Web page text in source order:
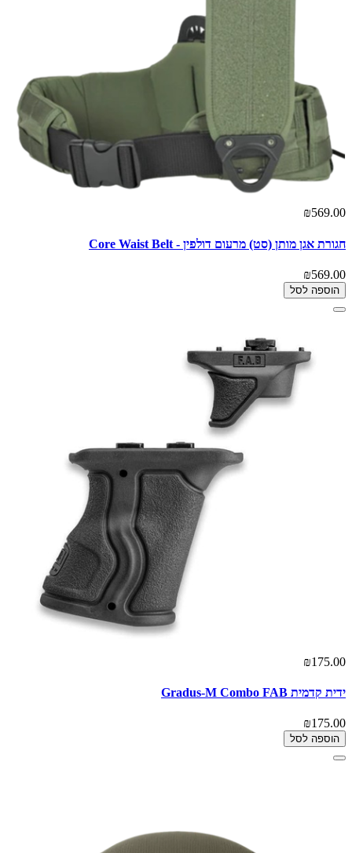
₪569.00
חגורת אגן מותן (סט) מרעום דולפין - Core Waist Belt
₪569.00
הוספה לסל
₪175.00
ידית קדמית Gradus-M Combo FAB
₪175.00
הוספה לסל